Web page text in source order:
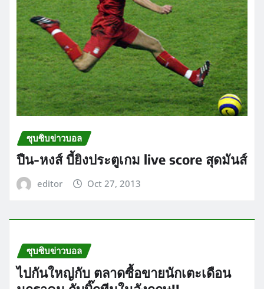
ซุบซิบข่าวบอล
ปืน-หงส์ บี้ยิงประตูเกม live score สุดมันส์
editor Oct 27, 2013
ซุบซิบข่าวบอล
ไปกันใหญ่กับ ตลาดซื้อขายนักเตะเดือน